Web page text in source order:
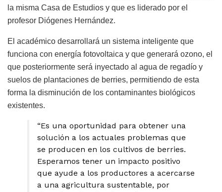
la misma Casa de Estudios y que es liderado por el
profesor Diógenes Hernández.
El académico desarrollará un sistema inteligente que
funciona con energía fotovoltaica y que generará ozono, el
que posteriormente será inyectado al agua de regadío y
suelos de plantaciones de berries, permitiendo de esta
forma la disminución de los contaminantes biológicos
existentes.
“Es una oportunidad para obtener una
solución a los actuales problemas que
se producen en los cultivos de berries.
Esperamos tener un impacto positivo
que ayude a los productores a acercarse
a una agricultura sustentable, por